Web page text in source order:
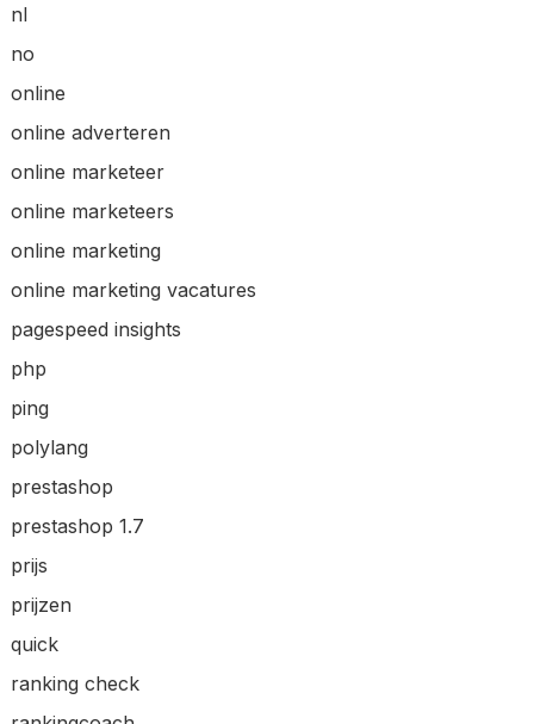
nl
no
online
online adverteren
online marketeer
online marketeers
online marketing
online marketing vacatures
pagespeed insights
php
ping
polylang
prestashop
prestashop 1.7
prijs
prijzen
quick
ranking check